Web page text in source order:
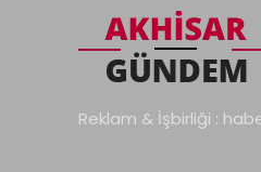
Reklam & İşbirliği :